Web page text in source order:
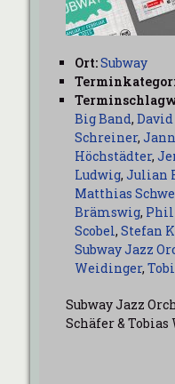
Ort:Subway
Big Band,
Schreiner,
Höchstädter,
Ludwig, Julian
Matthias
Brämswig,
Scobel, Stefan
Subway Jazz
Weidinger,
Subway Jazz
Schäfer & Tobias